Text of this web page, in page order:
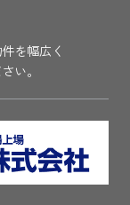
を幅広く
い。